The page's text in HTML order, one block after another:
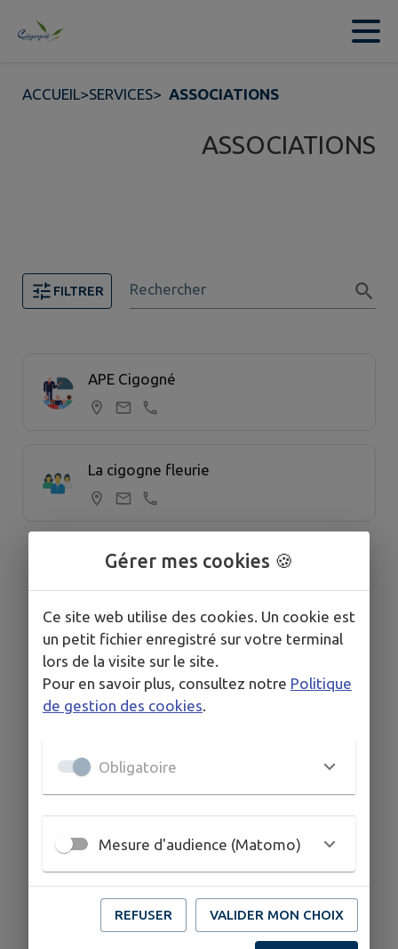
Contenu
ACCUEIL>SERVICES> ASSOCIATIONS
ASSOCIATIONS
FILTRER Rechercher
APE Cigogné
La cigogne fleurie
Gérer mes cookies 🍪
Ce site web utilise des cookies. Un cookie est
un petit fichier enregistré sur votre terminal
lors de la visite sur le site.
Pour en savoir plus, consultez notre Politique
de gestion des cookies.
Obligatoire
Mesure d'audience (Matomo)
REFUSER VALIDER MON CHOIX